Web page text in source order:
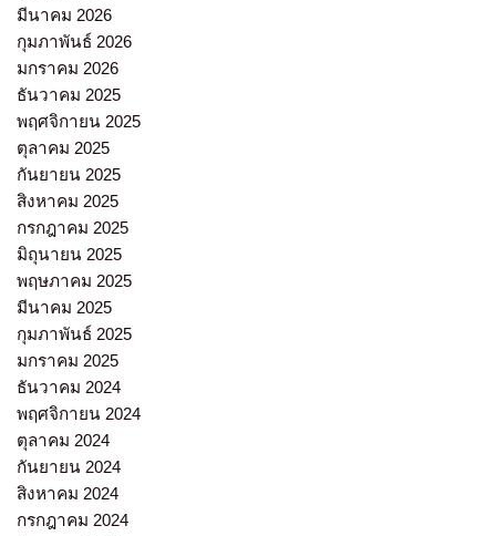
มีนาคม 2026
กุมภาพันธ์ 2026
มกราคม 2026
ธันวาคม 2025
พฤศจิกายน 2025
ตุลาคม 2025
กันยายน 2025
สิงหาคม 2025
กรกฎาคม 2025
มิถุนายน 2025
พฤษภาคม 2025
มีนาคม 2025
กุมภาพันธ์ 2025
มกราคม 2025
ธันวาคม 2024
พฤศจิกายน 2024
ตุลาคม 2024
กันยายน 2024
สิงหาคม 2024
กรกฎาคม 2024